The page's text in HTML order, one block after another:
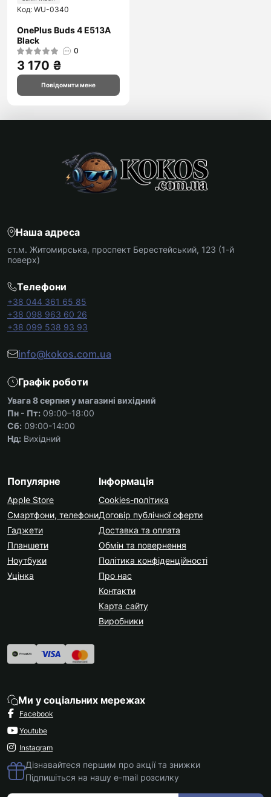
Код: WU-0340
OnePlus Buds 4 E513A
Black
0
3 170 ₴
Повідомити мене
Наша адреса
ст.м. Житомирська, проспект Берестейський, 123 (1-й
поверх)
Телефони
+38 044 361 65 85
+38 098 963 60 26
+38 099 538 93 93
info@kokos.com.ua
Графік роботи
Увага 8 серпня у магазині вихідний
Пн - Пт: 09:00–18:00
Сб: 09:00-14:00
Нд: Вихідний
Популярне
Apple Store
Смартфони, телефони
Гаджети
Планшети
Ноутбуки
Уцінка
Інформація
Cookies-політика
Договір публічної оферти
Доставка та оплата
Обмін та повернення
Політика конфіденційності
Про нас
Контакти
Карта сайту
Виробники
Ми у соціальних мережах
Facebook
Youtube
Instagram
Дізнавайтеся першим про акції та знижки
Підпишіться на нашу e-mail розсилку